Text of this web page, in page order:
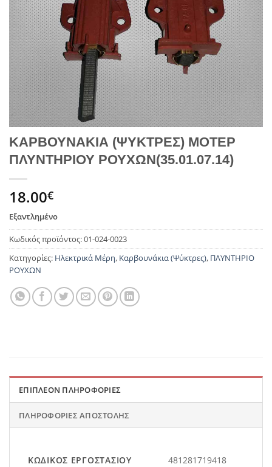
ΚΑΡΒΟΥΝΑΚΙΑ (ΨΥΚΤΡΕΣ) ΜΟΤΕΡ
ΠΛΥΝΤΗΡΙΟΥ ΡΟΥΧΩΝ(35.01.07.14)
18.00€
Εξαντλημένο
Κωδικός προϊόντος:01-024-0023
Κατηγορίες: Ηλεκτρικά Μέρη, Καρβουνάκια (Ψύκτρες), ΠΛΥΝΤΗΡΙΟ
ΡΟΥΧΩΝ
ΕΠΙΠΛΈΟΝ ΠΛΗΡΟΦΟΡΊΕΣ
ΠΛΗΡΟΦΟΡΊΕΣ ΑΠΟΣΤΟΛΉΣ
ΚΩΔΙΚΌΣ ΕΡΓΟΣΤΑΣΊΟΥ 481281719418